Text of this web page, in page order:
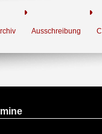
Ausschreibung